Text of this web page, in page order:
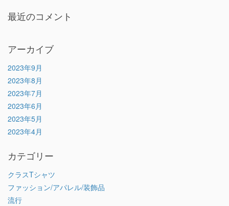
最近のコメント
アーカイブ
2023年9月
2023年8月
2023年7月
2023年6月
2023年5月
2023年4月
カテゴリー
クラスTシャツ
ファッション/アパレル/装飾品
流行